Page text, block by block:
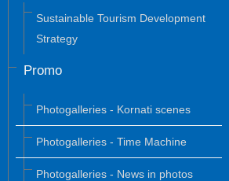
Sustainable Tourism Development
Strategy
Promo
Photogalleries - Kornati scenes
Photogalleries - Time Machine
Photogalleries - News in photos